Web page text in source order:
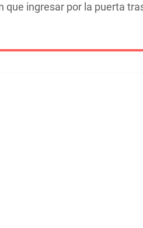
que ingresar por la puerta